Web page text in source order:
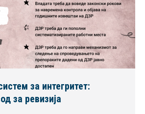
за интегритет:
за ревизија